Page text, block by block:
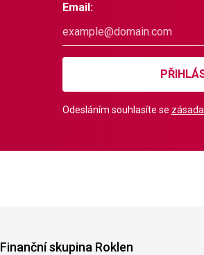
Email:
Odesláním souhlasíte se
Finanční skupina Roklen